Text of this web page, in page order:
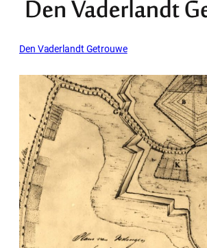
Den Vaderlandt Getrouwe